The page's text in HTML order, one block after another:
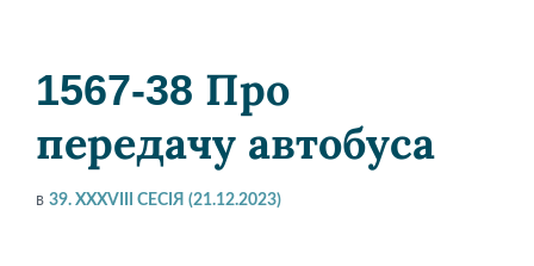
1567-38 Про
передачу автобуса
в 39. XXXVIII СЕСІЯ (21.12.2023)